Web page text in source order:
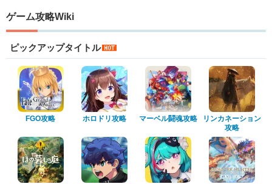
ゲーム攻略Wiki
ピックアップタイトル
FGO攻略 ホロドリ攻略 マーベル闘魂攻略
リンカネーション
攻略